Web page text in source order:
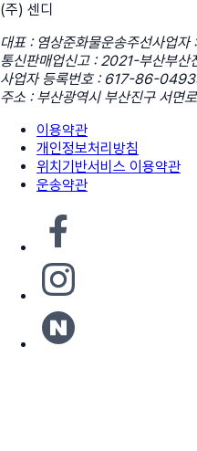
(주) 센디
대표 : 염상준화물운송주선사업
통신판매업신고 : 2021-부산부
사업자 등록번호 : 617-86-
주소 : 부산광역시 부산진구 서
이용약관
개인정보처리방침
위치기반서비스 이용약관
운송약관